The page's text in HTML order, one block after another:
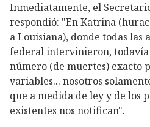
Inmediatamente, el
respondió: "En Katrina
a Louisiana), donde todas las
federal intervinieron, todavía
número (de muertes) exacto
variables... nosotros
que a medida de ley y de los
existentes nos notifican".